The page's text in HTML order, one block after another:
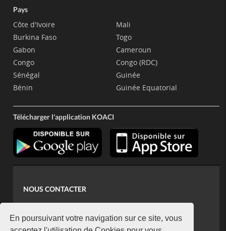
En poursuivant votre navigation sur ce site, vous
Pays
Côte d'Ivoire
Burkina Faso
Gabon
Congo
Sénégal
Bénin
Mali
Togo
Cameroun
Congo (RDC)
Guinée
Guinée Equatorial
Télécharger l'application KOACI
NOUS CONTACTER
koaci@yahoo.fr